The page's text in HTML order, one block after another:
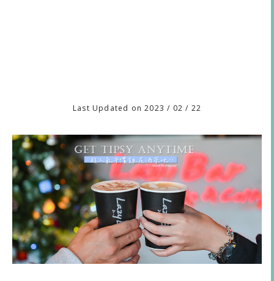
Last Updated on 2023 / 02 / 22